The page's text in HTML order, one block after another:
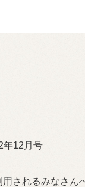
12月号
されるみなさん